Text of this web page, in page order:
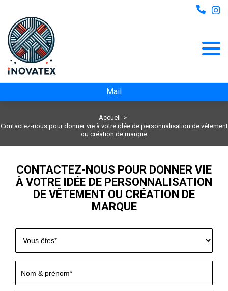
Mail
Accueil
Contactez-nous pour donner vie à votre idée de personnalisation de vêtement
ou création de marque
CONTACTEZ-NOUS POUR DONNER VIE
À VOTRE IDÉE DE PERSONNALISATION
DE VÊTEMENT OU CRÉATION DE
MARQUE